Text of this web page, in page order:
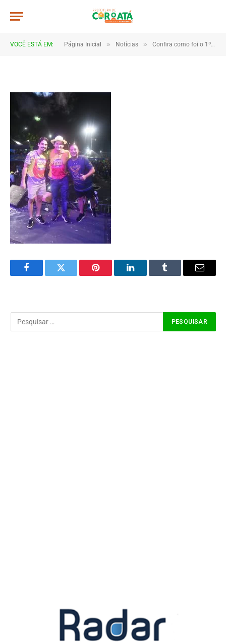
VOCÊ ESTÁ EM: Página Inicial » Notícias » Confira como foi o 1º dia do Carnaval de Coroatá
JWR_8130
FacebookTwitter Pinterest LinkedInTumblr Email